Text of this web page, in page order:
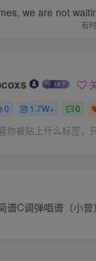
we are not
有
0 1.7W+ 0
你被贴上什么标签，
谱C调弹唱谱（小曾）